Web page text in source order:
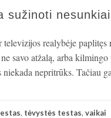
sužinoti nesunkiai
realybėje
savo atžalą, arba
nepritrūks. Tačiau
, tėvystės testas, vaikai